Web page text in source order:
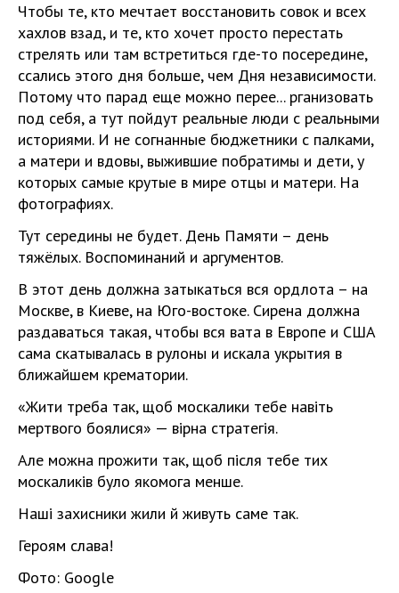
Чтобы те, кто мечтает восстановить совок и всех
хахлов взад, и те, кто хочет просто перестать
стрелять или там встретиться где-то посередине,
ссались этого дня больше, чем Дня независимости.
Потому что парад еще можно перее... рганизовать
под себя, а тут пойдут реальные люди с реальными
историями. И не согнанные бюджетники с палками,
а матери и вдовы, выжившие побратимы и дети, у
которых самые крутые в мире отцы и матери. На
фотографиях.
Тут середины не будет. День Памяти – день
тяжёлых. Воспоминаний и аргументов.
В этот день должна затыкаться вся ордлота – на
Москве, в Киеве, на Юго-востоке. Сирена должна
раздаваться такая, чтобы вся вата в Европе и США
сама скатывалась в рулоны и искала укрытия в
ближайшем крематории.
«Жити треба так, щоб москалики тебе навіть
мертвого боялися» — вірна стратегія.
Але можна прожити так, щоб після тебе тих
москаликів було якомога менше.
Наші захисники жили й живуть саме так.
Героям слава!
Фото: Google